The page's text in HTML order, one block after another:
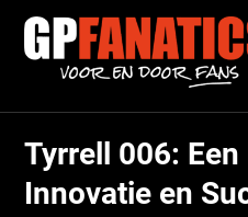
Skip
content
Tyrrell 006:
Innovatie en